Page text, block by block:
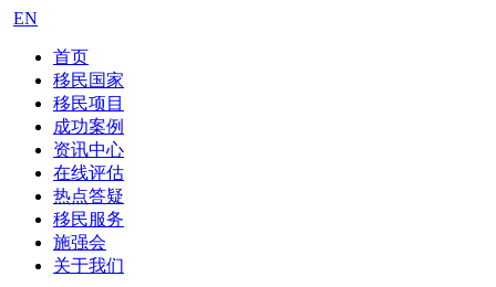
EN
首页
移民国家
移民项目
成功案例
资讯中心
在线评估
热点答疑
移民服务
施强会
关于我们